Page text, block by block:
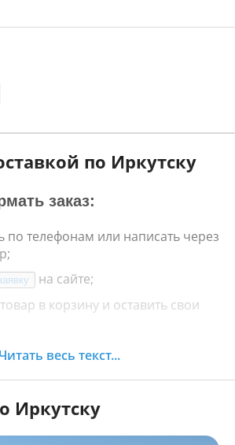
по Иркутску
заказ:
по телефонам или написать через
на сайте;
в корзину и оставить свои
свяжется с Вами в течение 30
Читать весь текст...
Иркутску